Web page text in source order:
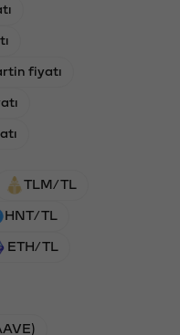
fiyatı
TLM/TL
HNT/TL
ETH/TL